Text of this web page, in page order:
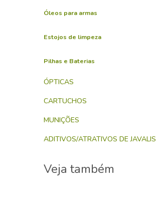
Óleos para armas
Estojos de limpeza
Pilhas e Baterias
ÓPTICAS
CARTUCHOS
MUNIÇÕES
ADITIVOS/ATRATIVOS DE JAVALIS
Veja também